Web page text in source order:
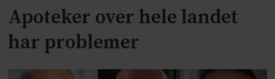
Apoteker over hele landet
har problemer